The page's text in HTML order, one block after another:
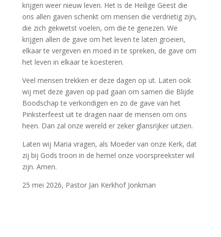
krijgen weer nieuw leven. Het is de Heilige Geest die
ons allen gaven schenkt om mensen die verdrietig zijn,
die zich gekwetst voelen, om die te genezen. We
krijgen allen de gave om het leven te laten groeien,
elkaar te vergeven en moed in te spreken, de gave om
het leven in elkaar te koesteren.
Veel mensen trekken er deze dagen op ut. Laten ook
wij met deze gaven op pad gaan om samen die Blijde
Boodschap te verkondigen en zo de gave van het
Pinksterfeest uit te dragen naar de mensen om ons
heen. Dan zal onze wereld er zeker glansrijker uitzien.
Laten wij Maria vragen, als Moeder van onze Kerk, dat
zij bij Gods troon in de hemel onze voorspreekster wil
zijn. Amen.
25 mei 2026, Pastor Jan Kerkhof Jonkman